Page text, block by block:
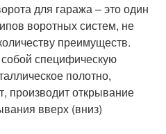
для гаража – это один
воротных систем, не
преимуществ.
специфическую
полотно,
производит открывание
вверх (вниз)